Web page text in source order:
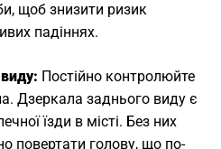
щоб знизити ризик
падіннях.
Постійно контролюйте
Дзеркала заднього виду є
їзди в місті. Без них
повертати голову, що по-